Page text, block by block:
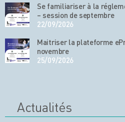
Se familiariser à la
– session de septembre
22/09/2026
Maitriser la plateforme
novembre
25/09/2026
Actualités